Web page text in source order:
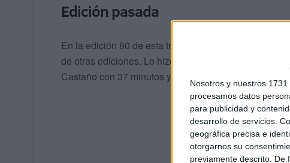
Nosotros y nuestros 1731
procesamos datos
para publicidad y
desarrollo de servicios.
geográfica precisa e
otorgarnos su
previamente descrito. De
Edición pasada
En la edición 80 de esta travesía, el primero en
de otras ediciones. Lo hizo en
35 minutos y 14
Castaño con 37 minutos y 9 segundos. Tercero fue